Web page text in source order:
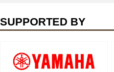
SUPPORTED BY